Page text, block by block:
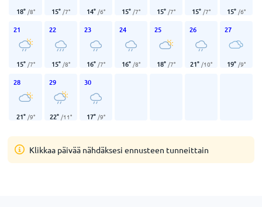
18° /8° 15° /7° 14° /6° 15° /7° 15° /7° 15° /7° 15° /6°
21
15° /7°
22
15° /8°
23
16° /7°
24
16° /8°
25
18° /7°
26
21° /10°
27
19° /9°
28
21° /9°
29
22° /11°
30
17° /9°
Klikkaa päivää nähdäksesi ennusteen tunneittain